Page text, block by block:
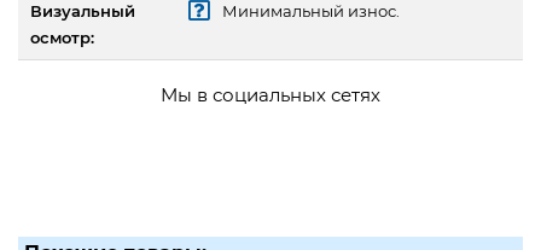
Визуальный
осмотр:
Минимальный износ.
Мы в социальных сетях